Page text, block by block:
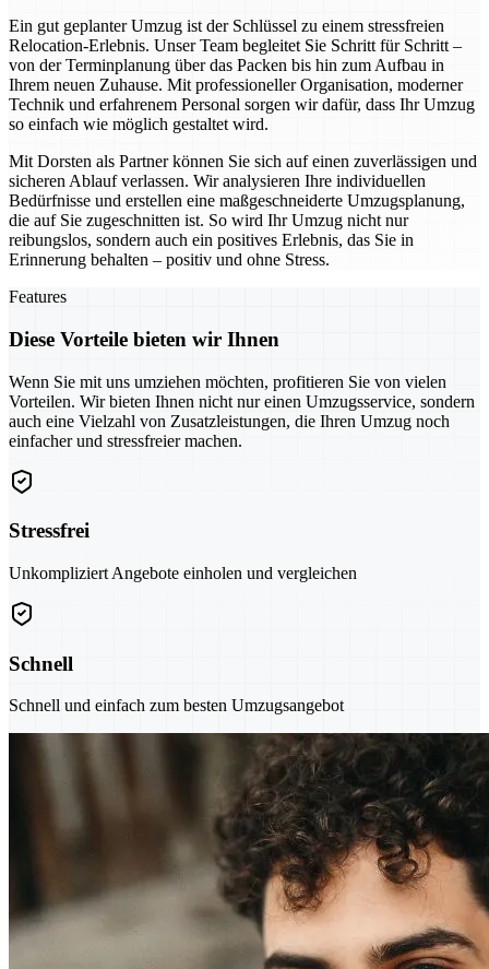
Ein gut geplanter Umzug ist der Schlüssel zu einem stressfreien
Relocation-Erlebnis. Unser Team begleitet Sie Schritt für Schritt –
von der Terminplanung über das Packen bis hin zum Aufbau in
Ihrem neuen Zuhause. Mit professioneller Organisation, moderner
Technik und erfahrenem Personal sorgen wir dafür, dass Ihr Umzug
so einfach wie möglich gestaltet wird.
Mit Dorsten als Partner können Sie sich auf einen zuverlässigen und
sicheren Ablauf verlassen. Wir analysieren Ihre individuellen
Bedürfnisse und erstellen eine maßgeschneiderte Umzugsplanung,
die auf Sie zugeschnitten ist. So wird Ihr Umzug nicht nur
reibungslos, sondern auch ein positives Erlebnis, das Sie in
Erinnerung behalten – positiv und ohne Stress.
Features
Diese Vorteile bieten wir Ihnen
Wenn Sie mit uns umziehen möchten, profitieren Sie von vielen
Vorteilen. Wir bieten Ihnen nicht nur einen Umzugsservice, sondern
auch eine Vielzahl von Zusatzleistungen, die Ihren Umzug noch
einfacher und stressfreier machen.
Stressfrei
Unkompliziert Angebote einholen und vergleichen
Schnell
Schnell und einfach zum besten Umzugsangebot